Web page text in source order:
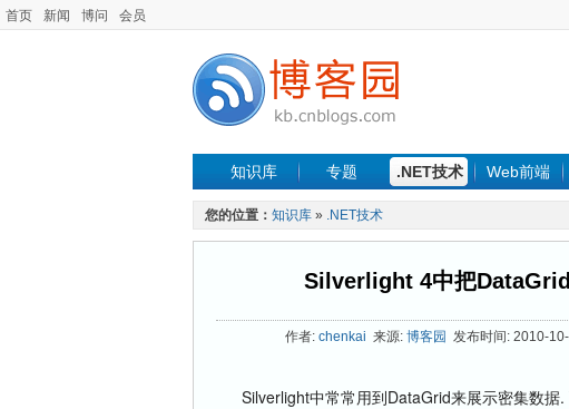
首页 新闻 博问 会员
知识库 专题 .NET技术 Web前端
您的位置： 知识库 » .NET技术
Silverlight 4中把
作者: chenkai 来源: 博客园 发布时间: 2010-
Silverlight中常常用到DataGrid来展示密集数据.